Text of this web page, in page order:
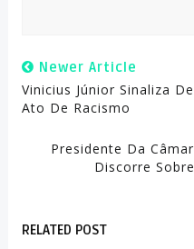
Newer Article
Vinicius Júnior Sinaliza
Ato De Racismo
Presidente Da
Discorre
RELATED POST